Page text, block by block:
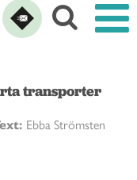
transporter
Ebba Strömsten